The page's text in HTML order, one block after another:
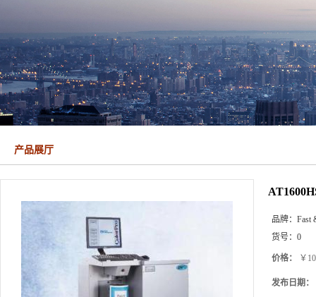
产品展厅
品牌： Fast
货号： 0
价格： ￥
发布日期：